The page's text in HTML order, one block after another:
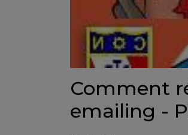
Comment
emailing -